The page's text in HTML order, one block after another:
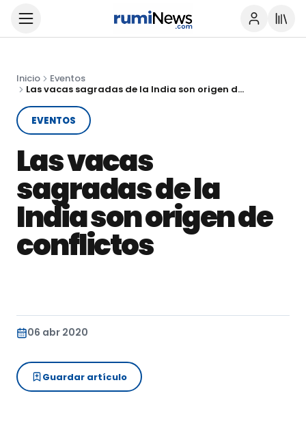
Inicio
Eventos
Las vacas sagradas de la India son origen de conflictos
EVENTOS
Las vacas
sagradas de la
India son origen de
conflictos
06 abr 2020
Guardar artículo